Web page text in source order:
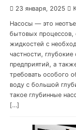
23 января, 2025
Насосы — это
бытовых процессов,
жидкостей с
частности,
предприятий, а
требовать особого
воду с большой
такое глубинные
[…]